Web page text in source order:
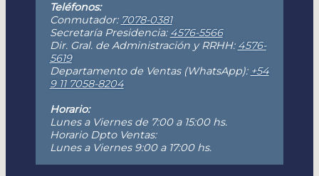
Teléfonos:
Conmutador: 7078-0381
Secretaría Presidencia: 4576-5566
Dir. Gral. de Administración y RRHH: 4576-
5619
Departamento de Ventas (WhatsApp): +54
9 11 7058-8204
Horario:
Lunes a Viernes de 7:00 a 15:00 hs.
Horario Dpto Ventas:
Lunes a Viernes 9:00 a 17:00 hs.